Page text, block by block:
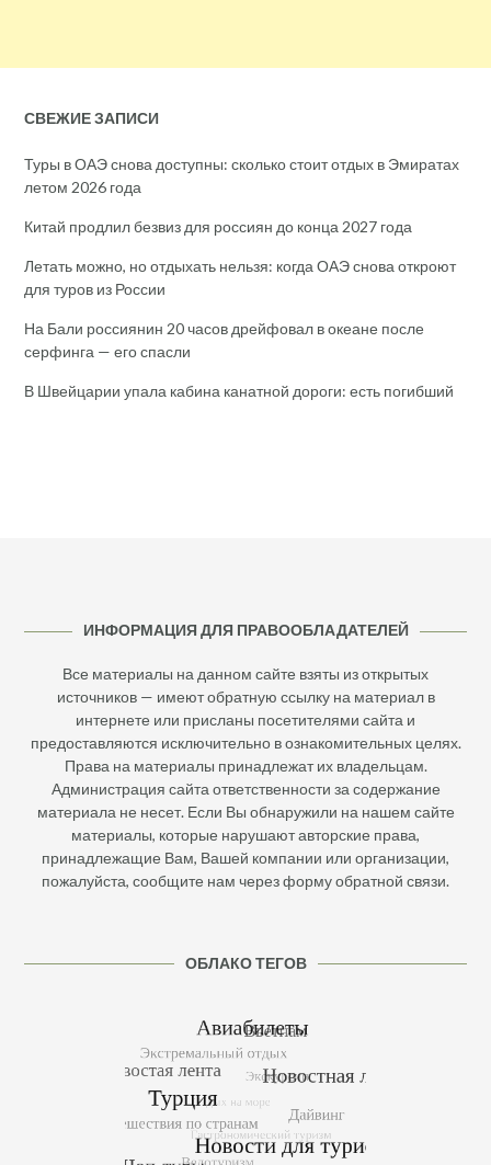
СВЕЖИЕ ЗАПИСИ
Туры в ОАЭ снова доступны: сколько стоит отдых в Эмиратах
летом 2026 года
Китай продлил безвиз для россиян до конца 2027 года
Летать можно, но отдыхать нельзя: когда ОАЭ снова откроют
для туров из России
На Бали россиянин 20 часов дрейфовал в океане после
серфинга — его спасли
В Швейцарии упала кабина канатной дороги: есть погибший
ИНФОРМАЦИЯ ДЛЯ ПРАВООБЛАДАТЕЛЕЙ
Все материалы на данном сайте взяты из открытых
источников — имеют обратную ссылку на материал в
интернете или присланы посетителями сайта и
предоставляются исключительно в ознакомительных целях.
Права на материалы принадлежат их владельцам.
Администрация сайта ответственности за содержание
материала не несет. Если Вы обнаружили на нашем сайте
материалы, которые нарушают авторские права,
принадлежащие Вам, Вашей компании или организации,
пожалуйста, сообщите нам через форму обратной связи.
ОБЛАКО ТЕГОВ